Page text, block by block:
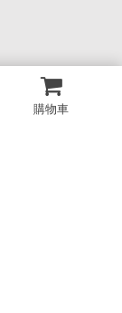
購物車